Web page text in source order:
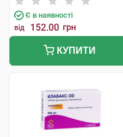
Є в наявності
від 152.00 грн
КУПИТИ